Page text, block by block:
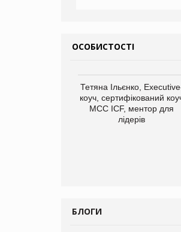
ОСОБИСТОСТІ
Тетяна Ільєнко,
коуч, сертифікований
МСС ICF, ментор для
лідерів
БЛОГИ